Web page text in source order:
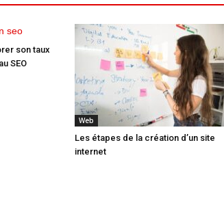
son taux
SEO
Web
Les étapes de la création d’un site
internet